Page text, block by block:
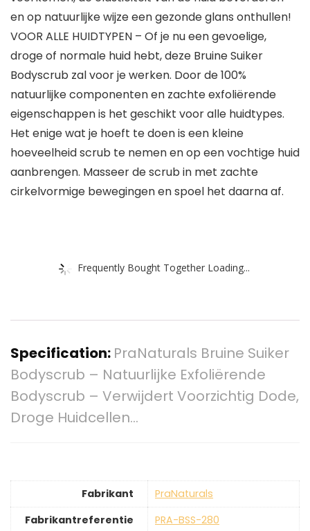
en op natuurlijke wijze een gezonde glans onthullen!
VOOR ALLE HUIDTYPEN – Of je nu een gevoelige,
droge of normale huid hebt, deze Bruine Suiker
Bodyscrub zal voor je werken. Door de 100%
natuurlijke componenten en zachte exfoliërende
eigenschappen is het geschikt voor alle huidtypes.
Het enige wat je hoeft te doen is een kleine
hoeveelheid scrub te nemen en op een vochtige huid
aanbrengen. Masseer de scrub in met zachte
cirkelvormige bewegingen en spoel het daarna af.
Frequently Bought Together Loading...
Specification: PraNaturals Bruine Suiker
Bodyscrub – Natuurlijke Exfoliërende
Bodyscrub – Verwijdert Voorzichtig Dode,
Droge Huidcellen…
Fabrikant
‎PraNaturals
Fabrikantreferentie
‎PRA-BSS-280